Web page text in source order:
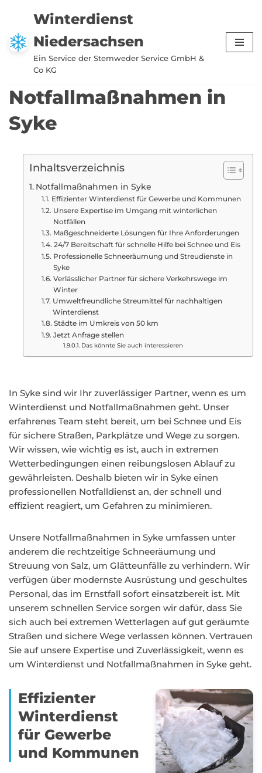
Zum
Inhalt
springen
Winterdienst
Niedersachsen
Ein Service der Stemweder Service GmbH &
Co KG
Notfallmaßnahmen in
Syke
Inhaltsverzeichnis
Notfallmaßnahmen in Syke
Effizienter Winterdienst für Gewerbe und Kommunen
Unsere Expertise im Umgang mit winterlichen
Notfällen
Maßgeschneiderte Lösungen für Ihre Anforderungen
24/7 Bereitschaft für schnelle Hilfe bei Schnee und Eis
Professionelle Schneeräumung und Streudienste in
Syke
Verlässlicher Partner für sichere Verkehrswege im
Winter
Umweltfreundliche Streumittel für nachhaltigen
Winterdienst
Städte im Umkreis von 50 km
Jetzt Anfrage stellen
Das könnte Sie auch interessieren
In Syke sind wir Ihr zuverlässiger Partner, wenn es um
Winterdienst und Notfallmaßnahmen geht. Unser
erfahrenes Team steht bereit, um bei Schnee und Eis
für sichere Straßen, Parkplätze und Wege zu sorgen.
Wir wissen, wie wichtig es ist, auch in extremen
Wetterbedingungen einen reibungslosen Ablauf zu
gewährleisten. Deshalb bieten wir in Syke einen
professionellen Notfalldienst an, der schnell und
effizient reagiert, um Gefahren zu minimieren.
Unsere Notfallmaßnahmen in Syke umfassen unter
anderem die rechtzeitige Schneeräumung und
Streuung von Salz, um Glätteunfälle zu verhindern. Wir
verfügen über modernste Ausrüstung und geschultes
Personal, das im Ernstfall sofort einsatzbereit ist. Mit
unserem schnellen Service sorgen wir dafür, dass Sie
sich auch bei extremen Wetterlagen auf gut geräumte
Straßen und sichere Wege verlassen können. Vertrauen
Sie auf unsere Expertise und Zuverlässigkeit, wenn es
um Winterdienst und Notfallmaßnahmen in Syke geht.
Effizienter
Winterdienst
für Gewerbe
und Kommunen